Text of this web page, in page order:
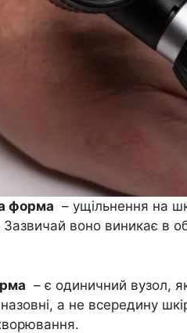
форма – ущільнення на
воно виникає в
– є одиничний вузол,
а не всередину